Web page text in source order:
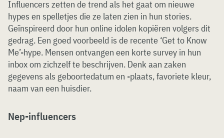
Influencers zetten de trend als het gaat om nieuwe
hypes en spelletjes die ze laten zien in hun stories.
Geïnspireerd door hun online idolen kopiëren volgers dit
gedrag. Een goed voorbeeld is de recente ‘Get to Know
Me’-hype. Mensen ontvangen een korte survey in hun
inbox om zichzelf te beschrijven. Denk aan zaken
gegevens als geboortedatum en -plaats, favoriete kleur,
naam van een huisdier.
Nep-influencers